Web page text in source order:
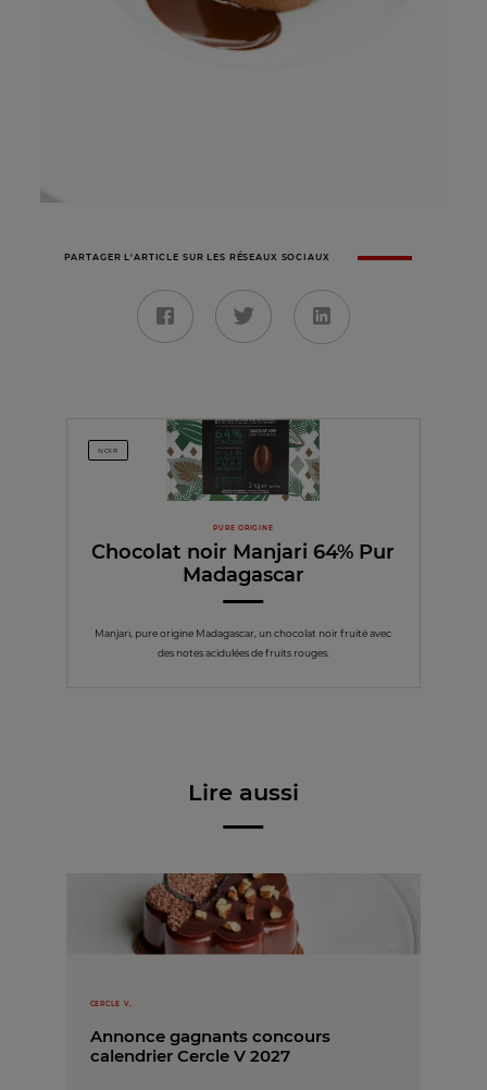
PARTAGER L'ARTICLE SUR LES RÉSEAUX SOCIAUX
NOIR
PURE ORIGINE
Chocolat noir Manjari 64% Pur
Madagascar
Manjari, pure origine Madagascar, un chocolat noir fruité avec
des notes acidulées de fruits rouges.
Lire aussi
CERCLE V,
Annonce gagnants concours
calendrier Cercle V 2027